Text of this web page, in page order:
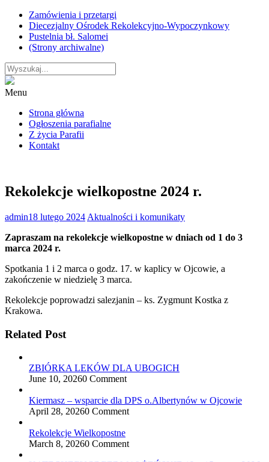
Skip
content
Zamówienia i przetargi
Diecezjalny Ośrodek Rekolekcyjno-Wypoczynkowy
Pustelnia bł. Salomei
(Strony archiwalne)
Menu
Strona główna
Ogłoszenia parafialne
Z życia Parafii
Kontakt
Rekolekcje wielkopostne 2024 r.
admin18 lutego 2024 Aktualności i komunikaty
Zapraszam na rekolekcje wielkopostne w dniach od 1 do 3
marca 2024 r.
Spotkania 1 i 2 marca o godz. 17. w kaplicy w Ojcowie, a
zakończenie w niedzielę 3 marca.
Rekolekcje poprowadzi salezjanin – ks. Zygmunt Kostka z
Krakowa.
Related Post
ZBIÓRKA LEKÓW DLA UBOGICH
June 10, 20260 Comment
Kiermasz – wsparcie dla DPS o.Albertynów w Ojcowie
April 28, 20260 Comment
Rekolekcje Wielkopostne
March 8, 20260 Comment